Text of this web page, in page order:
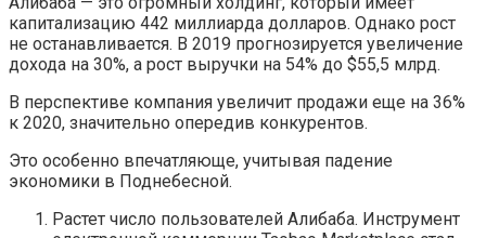
капитализацию 442 миллиарда долларов. Однако рост
не останавливается. В 2019 прогнозируется увеличение
дохода на 30%, а рост выручки на 54% до $55,5 млрд.
В перспективе компания увеличит продажи еще на 36%
к 2020, значительно опередив конкурентов.
Это особенно впечатляюще, учитывая падение
экономики в Поднебесной.
Растет число пользователей Алибаба. Инструмент